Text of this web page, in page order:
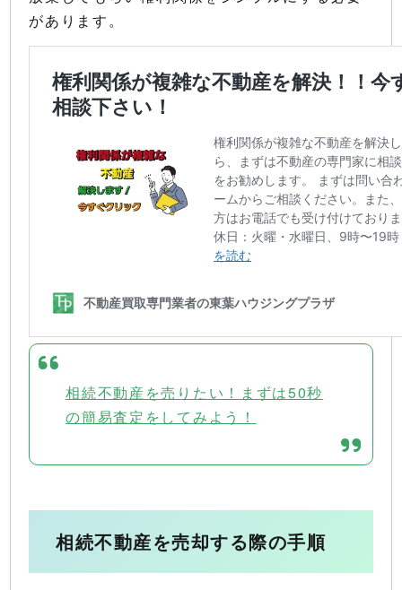
があります。
相続不動産を売りたい！まずは50秒
の簡易査定をしてみよう！
相続不動産を売却する際の手順